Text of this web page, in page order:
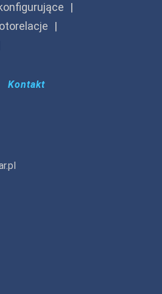
Kontakt